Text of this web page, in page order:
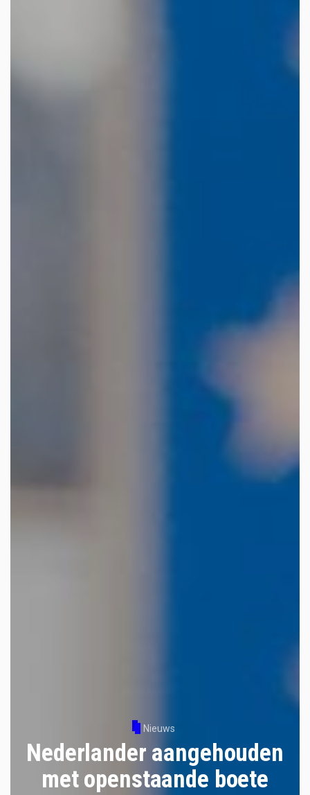
Nieuws
Nederlander aangehouden
met openstaande boete